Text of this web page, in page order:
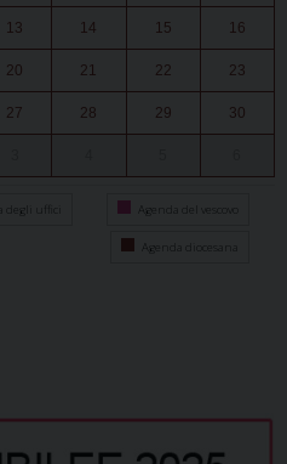
13 14 15 16
20 21 22 23
27 28 29 30
degli uffici Agenda del vescovo
Agenda diocesana